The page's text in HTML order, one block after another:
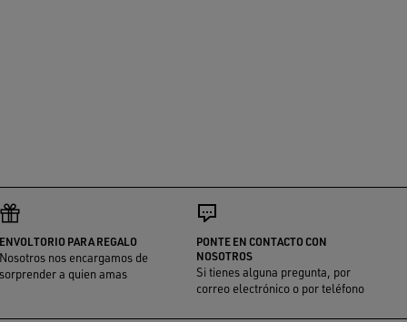
ENVOLTORIO PARA REGALO
Nosotros nos encargamos de
sorprender a quien amas
PONTE EN CONTACTO CON
NOSOTROS
Si tienes alguna pregunta, por
correo electrónico o por teléfono